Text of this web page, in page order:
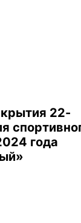
22-
года